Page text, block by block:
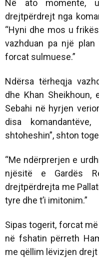
Në ato momente,
drejtpërdrejt nga
“Hyni dhe mos u
vazhduan pa një
forcat sulmuese.”
Ndërsa tërheqja
dhe Khan
Sebahi në hyrjen
disa
shtoheshin”, shton
“Me ndërprerjen e
njësitë e Gardës
drejtpërdrejta me
tyre dhe t’i imitonim.”
Sipas togerit, forcat
në fshatin përreth
me qëllim lëvizjen